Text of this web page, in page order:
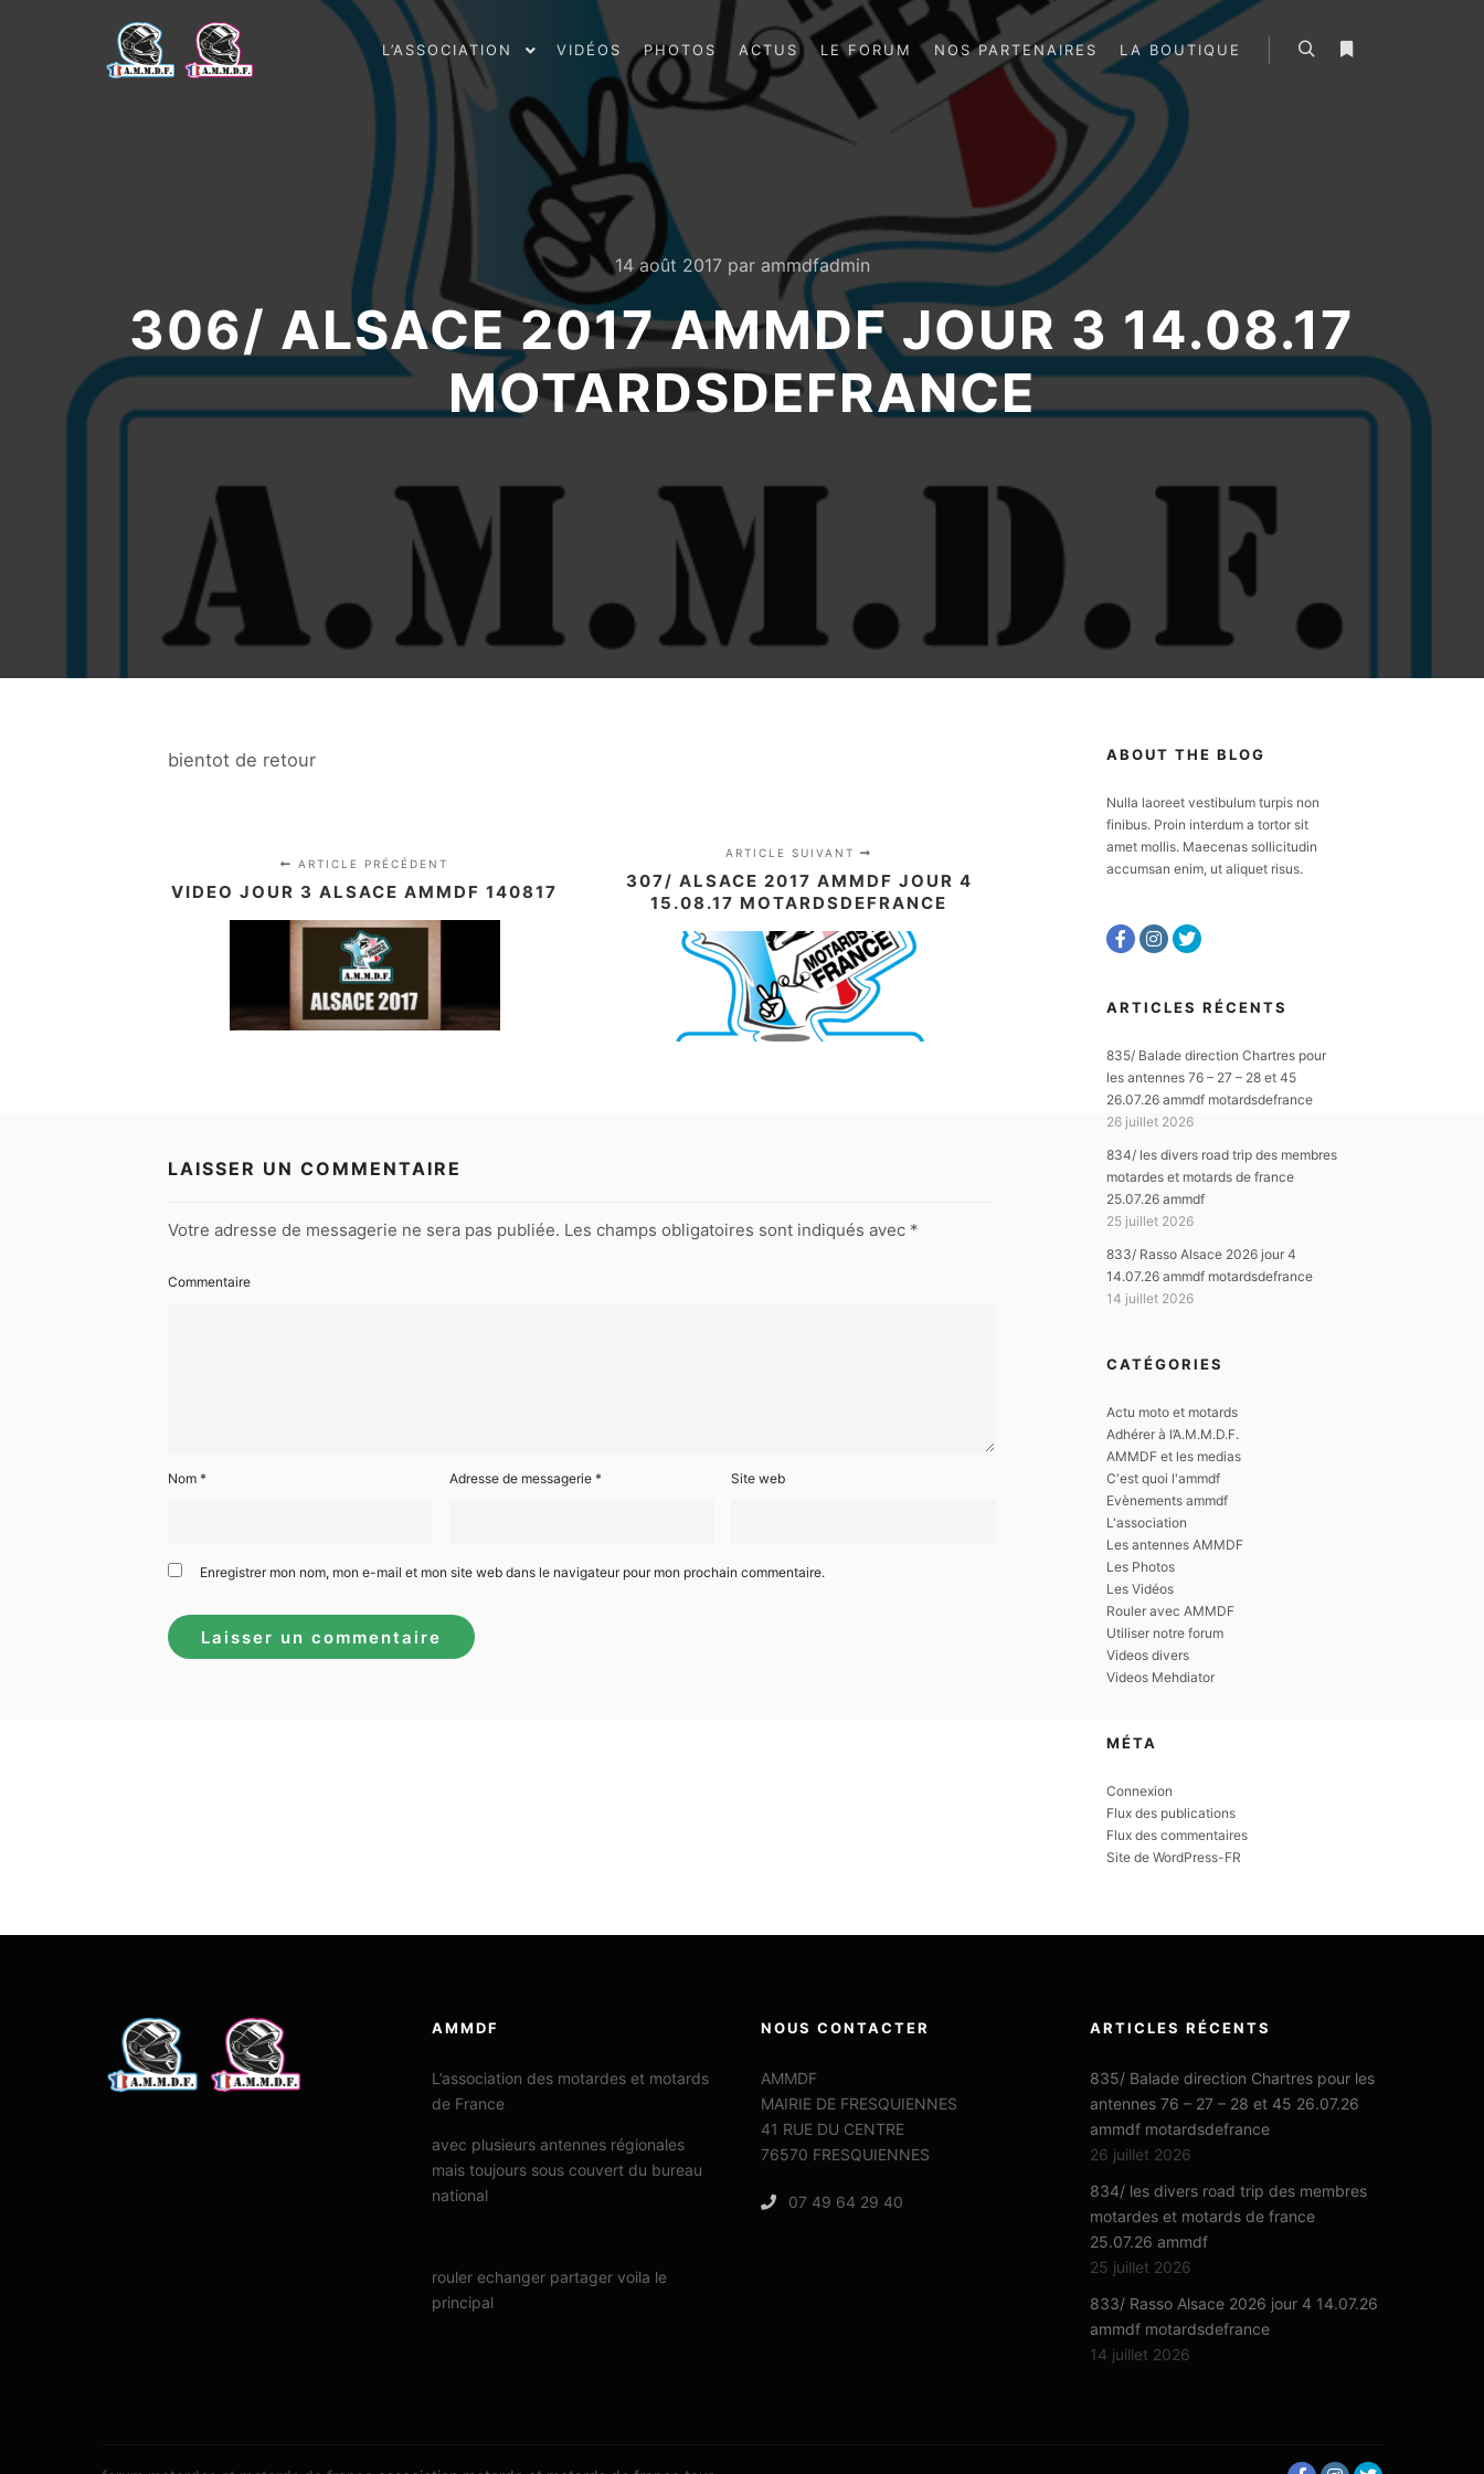
L’ASSOCIATION VIDÉOS PHOTOS ACTUS LE FORUM NOS PARTENAIRES LA BOUTIQUE
14 août 2017par ammdfadmin
306/ ALSACE 2017 AMMDF JOUR 3 14.08.17
MOTARDSDEFRANCE
bientot de retour
ARTICLE PRÉCÉDENT
VIDEO JOUR 3 ALSACE AMMDF 140817
ARTICLE SUIVANT
307/ ALSACE 2017 AMMDF JOUR 4
15.08.17 MOTARDSDEFRANCE
LAISSER UN COMMENTAIRE
Votre adresse de messagerie ne sera pas publiée. Les champs obligatoires sont indiqués avec *
Commentaire
Nom * Adresse de messagerie * Site web
Enregistrer mon nom, mon e-mail et mon site web dans le navigateur pour mon prochain commentaire.
ABOUT THE BLOG
Nulla laoreet vestibulum turpis non
finibus. Proin interdum a tortor sit
amet mollis. Maecenas sollicitudin
accumsan enim, ut aliquet risus.
ARTICLES RÉCENTS
835/ Balade direction Chartres pour
les antennes 76 – 27 – 28 et 45
26.07.26 ammdf motardsdefrance
26 juillet 2026
834/ les divers road trip des membres
motardes et motards de france
25.07.26 ammdf
25 juillet 2026
833/ Rasso Alsace 2026 jour 4
14.07.26 ammdf motardsdefrance
14 juillet 2026
CATÉGORIES
Actu moto et motards
Adhérer à l’A.M.M.D.F.
AMMDF et les medias
C'est quoi l'ammdf
Evènements ammdf
L'association
Les antennes AMMDF
Les Photos
Les Vidéos
Rouler avec AMMDF
Utiliser notre forum
Videos divers
Videos Mehdiator
MÉTA
Connexion
Flux des publications
Flux des commentaires
Site de WordPress-FR
AMMDF
L’association des motardes et motards
de France
avec plusieurs antennes régionales
mais toujours sous couvert du bureau
national
rouler echanger partager voila le
principal
NOUS CONTACTER
AMMDF
MAIRIE DE FRESQUIENNES
41 RUE DU CENTRE
76570 FRESQUIENNES
07 49 64 29 40
ARTICLES RÉCENTS
835/ Balade direction Chartres pour les
antennes 76 – 27 – 28 et 45 26.07.26
ammdf motardsdefrance
26 juillet 2026
834/ les divers road trip des membres
motardes et motards de france
25.07.26 ammdf
25 juillet 2026
833/ Rasso Alsace 2026 jour 4 14.07.26
ammdf motardsdefrance
14 juillet 2026